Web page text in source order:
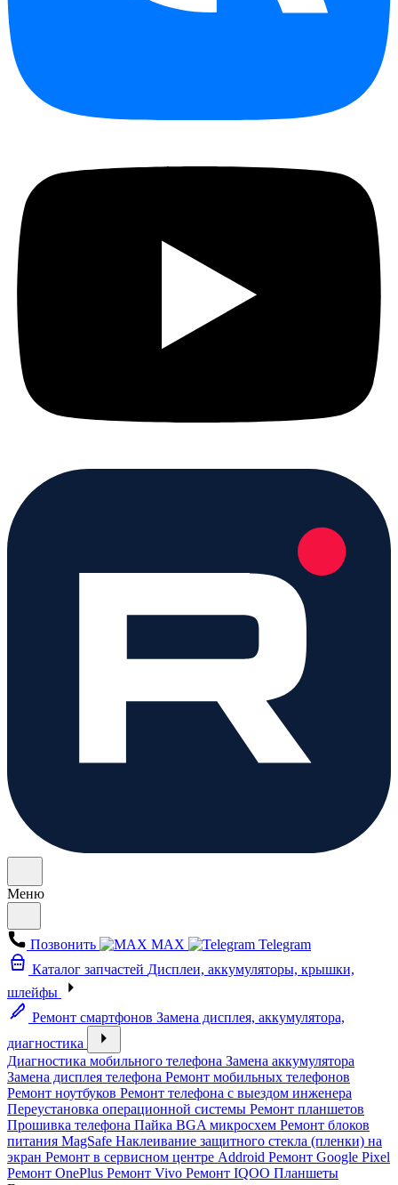
Меню
Позвонить MAX
Telegram
Каталог запчастей Дисплеи, аккумуляторы, крышки,
шлейфы
Ремонт смартфонов Замена дисплея, аккумулятора,
диагностика
Диагностика мобильного телефона Замена аккумулятора
Замена дисплея телефона Ремонт мобильных телефонов
Ремонт ноутбуков Ремонт телефона с выездом инженера
Переустановка операционной системы Ремонт планшетов
Прошивка телефона Пайка BGA микросхем Ремонт блоков
питания MagSafe Наклеивание защитного стекла (пленки) на
экран Ремонт в сервисном центре Addroid Ремонт Google Pixel
Ремонт OnePlus Ремонт Vivo Ремонт IQOO Планшеты